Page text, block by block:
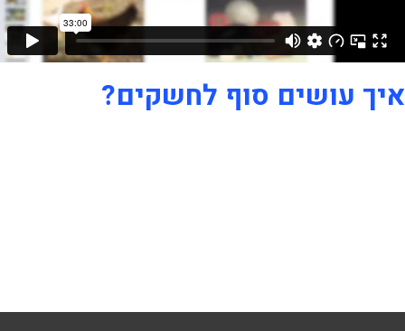
איך עושים סוף לחשקים?